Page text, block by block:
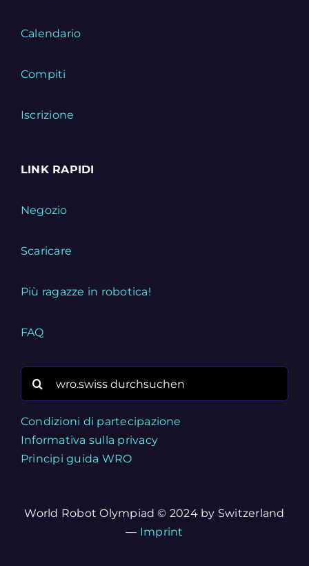
Calendario
Compiti
Iscrizione
LINK RAPIDI
Negozio
Scaricare
Più ragazze in robotica!
FAQ
Condizioni di partecipazione
Informativa sulla privacy
Principi guida WRO
World Robot Olympiad © 2024 by Switzerland
— Imprint